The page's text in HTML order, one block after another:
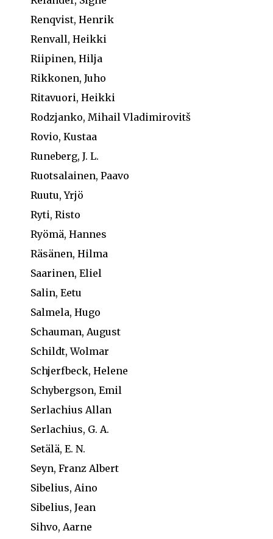
Renqvist, Henrik
Renvall, Heikki
Riipinen, Hilja
Rikkonen, Juho
Ritavuori, Heikki
Rodzjanko, Mihail Vladimirovitš
Rovio, Kustaa
Runeberg, J. L.
Ruotsalainen, Paavo
Ruutu, Yrjö
Ryti, Risto
Ryömä, Hannes
Räsänen, Hilma
Saarinen, Eliel
Salin, Eetu
Salmela, Hugo
Schauman, August
Schildt, Wolmar
Schjerfbeck, Helene
Schybergson, Emil
Serlachius Allan
Serlachius, G. A.
Setälä, E. N.
Seyn, Franz Albert
Sibelius, Aino
Sibelius, Jean
Sihvo, Aarne